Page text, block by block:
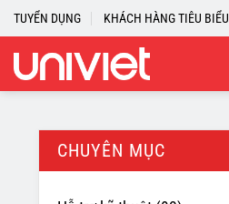
Skip
to
content
TUYỂN DỤNG KHÁCH HÀNG TIÊU BIỂU
CHUYÊN MỤC